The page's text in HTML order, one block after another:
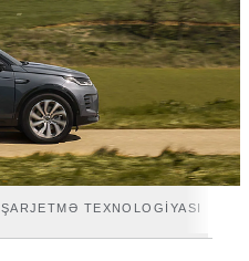
ŞARJETMƏ TEXNOLOGİYASI